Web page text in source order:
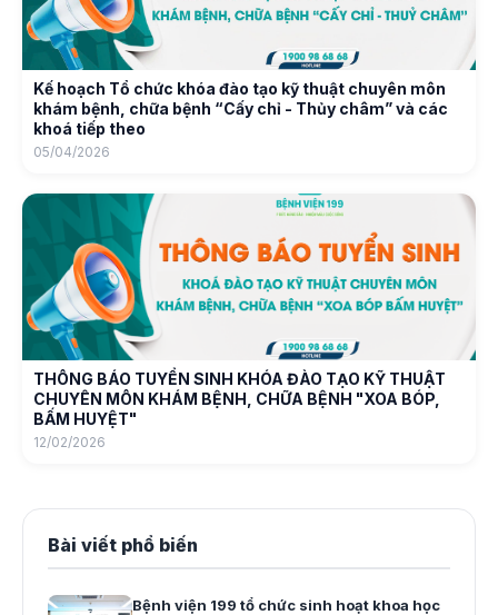
Kế hoạch Tổ chức khóa đào tạo kỹ thuật chuyên môn
khám bệnh, chữa bệnh “Cấy chỉ - Thủy châm” và các
khoá tiếp theo
05/04/2026
THÔNG BÁO TUYỂN SINH KHÓA ĐÀO TẠO KỸ THUẬT
CHUYÊN MÔN KHÁM BỆNH, CHỮA BỆNH "XOA BÓP,
BẤM HUYỆT"
12/02/2026
Bài viết phổ biến
Bệnh viện 199 tổ chức sinh hoạt khoa học